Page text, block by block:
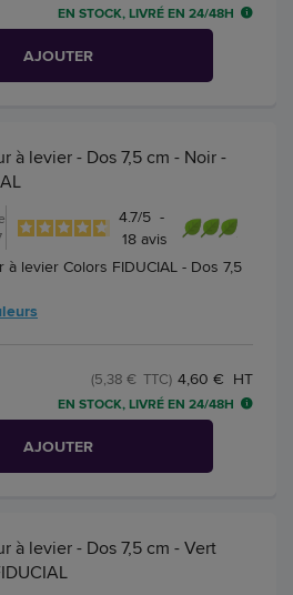
EN STOCK, LIVRÉ EN 24/48H
AJOUTER
à levier - Dos 7,5 cm - Noir -
4.7/5 -
18 avis
à levier Colors FIDUCIAL - Dos 7,5
4,60 € HT
(5,38 € TTC)
EN STOCK, LIVRÉ EN 24/48H
AJOUTER
à levier - Dos 7,5 cm - Vert